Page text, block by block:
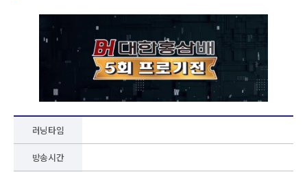
러닝타임
방송시간